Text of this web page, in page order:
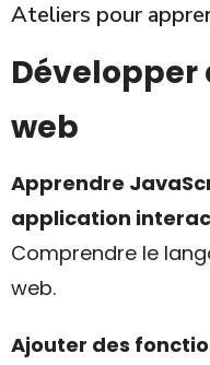
Ateliers pour
web
Apprendre
application
Comprendre le
web.
Ajouter des